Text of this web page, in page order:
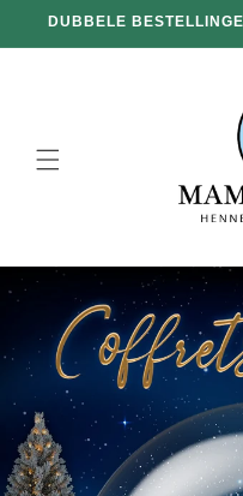
doorgaan
naar
DUBBELE